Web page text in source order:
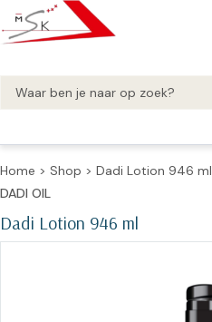
Home > Shop > Dadi Lotion 946 ml
Dadi Lotion 946 ml
DADI OIL